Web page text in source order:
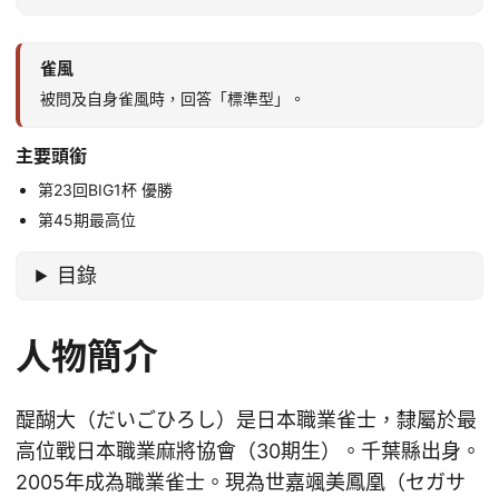
雀風
被問及自身雀風時，回答「標準型」。
主要頭銜
第23回BIG1杯 優勝
第45期最高位
目錄
人物簡介
醍醐大（だいごひろし）是日本職業雀士，隸屬於最
高位戰日本職業麻將協會（30期生）。千葉縣出身。
2005年成為職業雀士。現為世嘉颯美鳳凰（セガサ